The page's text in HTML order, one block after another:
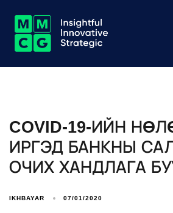
COVID-19-ИЙН
ИРГЭД БАНКНЫ
ОЧИХ ХАНДЛАГА
IKHBAYAR 07/01/2020